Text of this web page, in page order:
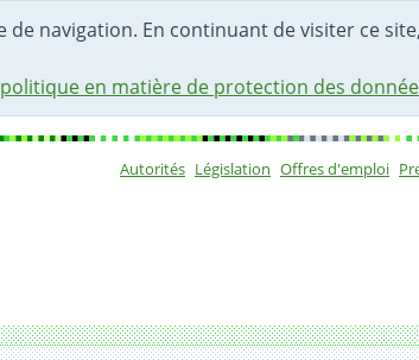
navigation. En continuant de visiter ce
en matière de protection des
Autorités Législation Offres d'emploi